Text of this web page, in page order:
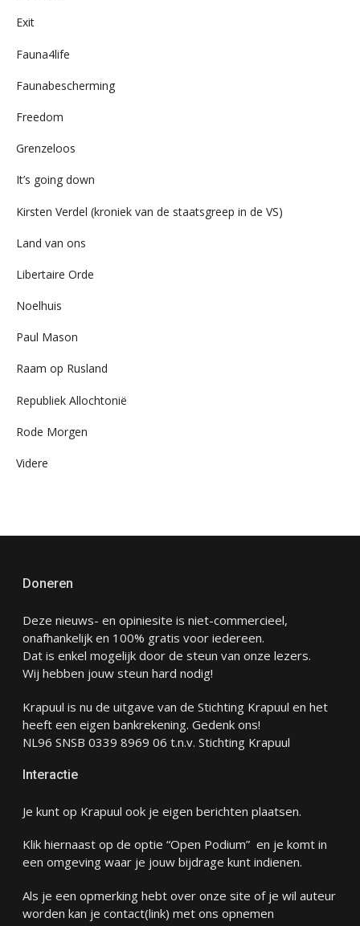
Exit
Fauna4life
Faunabescherming
Freedom
Grenzeloos
It’s going down
Kirsten Verdel (kroniek van de staatsgreep in de VS)
Land van ons
Libertaire Orde
Noelhuis
Paul Mason
Raam op Rusland
Republiek Allochtonië
Rode Morgen
Videre
Doneren
Deze nieuws- en opiniesite is niet-commercieel,
onafhankelijk en 100% gratis voor iedereen.
Dat is enkel mogelijk door de steun van onze lezers.
Wij hebben jouw steun hard nodig!
Krapuul is nu de uitgave van de Stichting Krapuul en het
heeft een eigen bankrekening. Gedenk ons!
NL96 SNSB 0339 8969 06 t.n.v. Stichting Krapuul
Interactie
Je kunt op Krapuul ook je eigen berichten plaatsen.
Klik hiernaast op de optie “Open Podium” en je komt in
een omgeving waar je jouw bijdrage kunt indienen.
Als je een opmerking hebt over onze site of je wil auteur
worden kan je contact(link) met ons opnemen